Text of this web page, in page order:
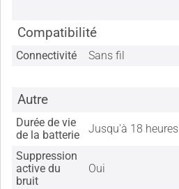
Compatibilité
Connectivité Sans fil
Autre
Durée de vie
de la batterie
Jusqu'à 18 heures
Suppression
active du
bruit
Oui